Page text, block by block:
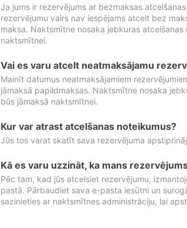
Ja jums ir rezervējums ar bezmaksas
rezervējumu vairs nav iespējams atcelt bez
maksa. Naktsmītne nosaka jebkuras
naktsmītnei.
Vai es varu atcelt neatmaksājamu
Mainīt datumus neatmaksājamiem
jāmaksā papildmaksas. Naktsmītne nosaka
būs jāmaksā naktsmītnei.
Kur var atrast atcelšanas noteikumus?
Jūs tos varat skatīt sava rezervējuma
Kā es varu uzzināt, ka mans
Pēc tam, kad jūs atcelsiet rezervējumu,
pastā. Pārbaudiet sava e-pasta iesūtni un
sazinieties ar naktsmītnes administrāciju, lai